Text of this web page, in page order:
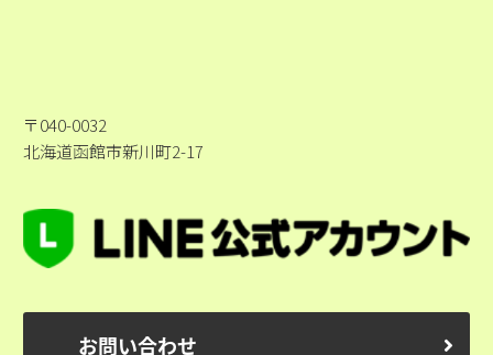
〒040-0032
北海道函館市新川町2-17
お問い合わせ